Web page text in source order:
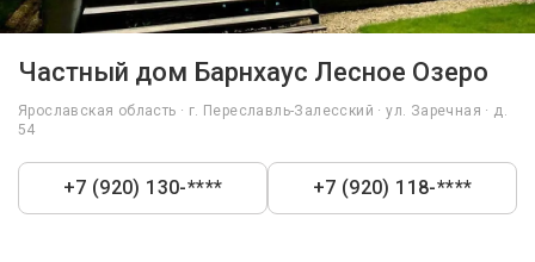
Частный дом Барнхаус Лесное Озеро
Ярославская область · г. Переславль-Залесский · ул. Заречная · д.
54
+7 (920) 130-**** +7 (920) 118-****